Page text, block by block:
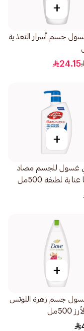
+
جسم أسرار التغذية
24.15
+
غسول للجسم مضاد
لطيفة 500مل
+
جسم زهرة اللوتس